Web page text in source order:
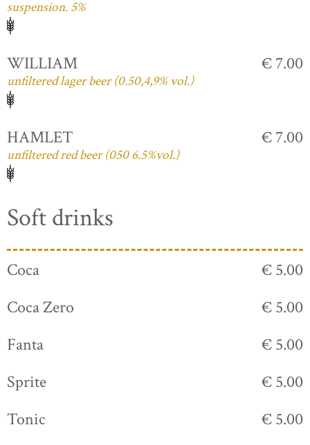
suspension. 5%
WILLIAM
unfiltered lager beer (0.50,4,9% vol.)
€ 7.00
HAMLET
unfiltered red beer (050 6.5%vol.)
€ 7.00
Soft drinks
Coca
€ 5.00
Coca Zero
€ 5.00
Fanta
€ 5.00
Sprite
€ 5.00
Tonic
€ 5.00